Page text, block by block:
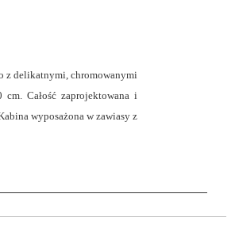
z delikatnymi, chromowanymi
Całość zaprojektowana i
wyposażona w zawiasy z